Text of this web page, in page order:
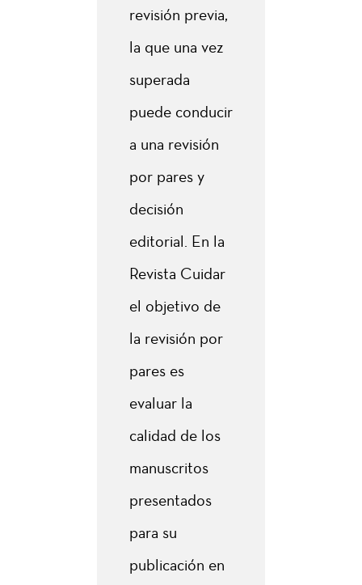
revisión previa,
la que una vez
superada
puede conducir
a una revisión
por pares y
decisión
editorial. En la
Revista Cuidar
el objetivo de
la revisión por
pares es
evaluar la
calidad de los
manuscritos
presentados
para su
publicación en